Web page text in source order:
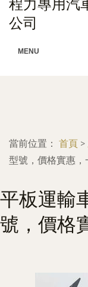
程力專用汽
公司
MENU
當前位置： 首頁 >
型號，價格實惠
平板運輸
號，價格